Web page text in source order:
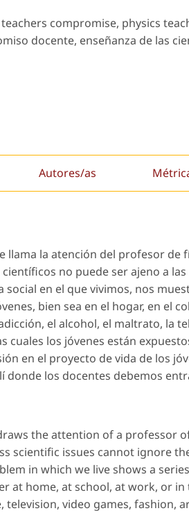
compromise, physics
docente, enseñanza de las
Autores/as
llama la atención del profesor de
no puede ser ajeno a
social en el que vivimos, nos
bien sea en el hogar, en el
el alcohol, el maltrato, la
cuales los jóvenes están
en el proyecto de vida de los
donde los docentes debemos
the attention of a professor
scientific issues cannot ignore
in which we live shows a
at home, at school, at work, or
television, video games, fashion,